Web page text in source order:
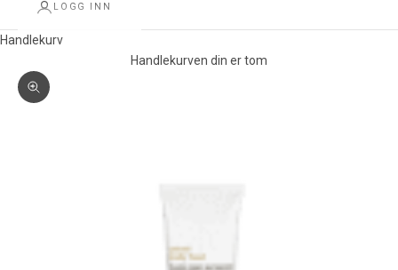
LOGG INN
Handlekurv
Handlekurven din er tom
Forstørr